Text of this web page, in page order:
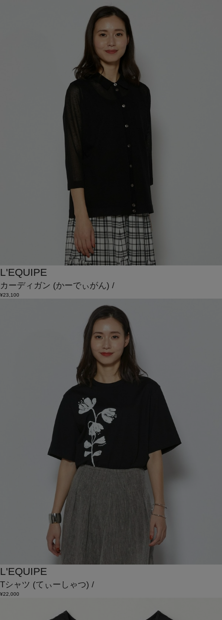
L'EQUIPE
カーディガン (かーでぃがん) /
¥23,100
L'EQUIPE
Tシャツ (てぃーしゃつ) /
¥22,000